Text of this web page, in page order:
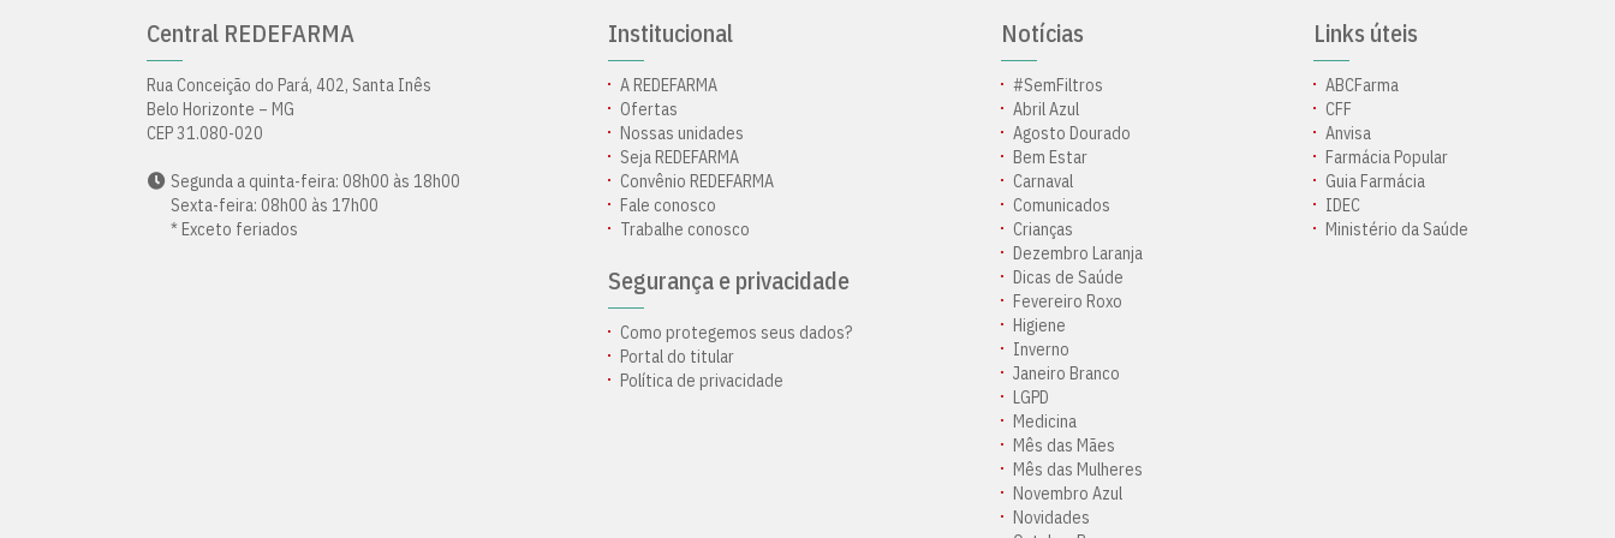
Central REDEFARMA
Rua Conceição do Pará, 402, Santa Inês
Belo Horizonte – MG
CEP 31.080-020
Segunda a quinta-feira: 08h00 às 18h00
Sexta-feira: 08h00 às 17h00
* Exceto feriados
Institucional
A REDEFARMA
Ofertas
Nossas unidades
Seja REDEFARMA
Convênio REDEFARMA
Fale conosco
Trabalhe conosco
Segurança e privacidade
Como protegemos seus dados?
Portal do titular
Política de privacidade
Notícias
#SemFiltros
Abril Azul
Agosto Dourado
Bem Estar
Carnaval
Comunicados
Crianças
Dezembro Laranja
Dicas de Saúde
Fevereiro Roxo
Higiene
Inverno
Janeiro Branco
LGPD
Medicina
Mês das Mães
Mês das Mulheres
Novembro Azul
Novidades
Links úteis
ABCFarma
CFF
Anvisa
Farmácia Popular
Guia Farmácia
IDEC
Ministério da Saúde